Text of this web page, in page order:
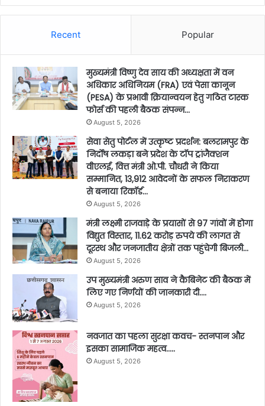
Recent Popular
मुख्यमंत्री विष्णु देव साय की अध्यक्षता में वन
अधिकार अधिनियम (FRA) एवं पेसा कानून
(PESA) के प्रभावी क्रियान्वयन हेतु गठित टास्क
फोर्स की पहली बैठक संपन्न…
August 5, 2026
सेवा सेतु पोर्टल में उत्कृष्ट प्रदर्शन: बलरामपुर के
निर्दोष लकड़ा बने प्रदेश के टॉप ट्रांजैक्शन
वीएलई, वित्त मंत्री ओ.पी. चौधरी ने किया
सम्मानित, 13,912 आवेदनों के सफल निराकरण
से बनाया रिकॉर्ड…
August 5, 2026
मंत्री लक्ष्मी राजवाड़े के प्रयासों से 97 गांवों में होगा
विद्युत विस्तार, 11.62 करोड़ रुपये की लागत से
दूरस्थ और जनजातीय क्षेत्रों तक पहुंचेगी बिजली…
August 5, 2026
उप मुख्यमंत्री अरुण साव ने कैबिनेट की बैठक में
लिए गए निर्णयों की जानकारी दी….
August 5, 2026
नवजात का पहला सुरक्षा कवच- स्तनपान और
इसका सामाजिक महत्व…..
August 5, 2026